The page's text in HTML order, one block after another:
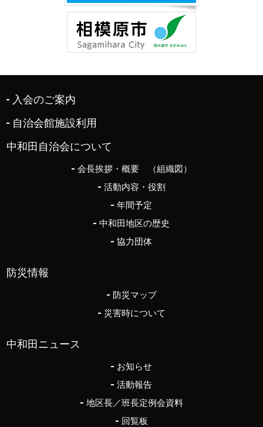
入会のご案内
自治会館施設利用
中和田自治会について
会長挨拶・概要 （組織図）
活動内容・役割
年間予定
中和田地区の歴史
協力団体
防災情報
防災マップ
災害時について
中和田ニュース
お知らせ
活動報告
地区長／班長定例会資料
回覧板